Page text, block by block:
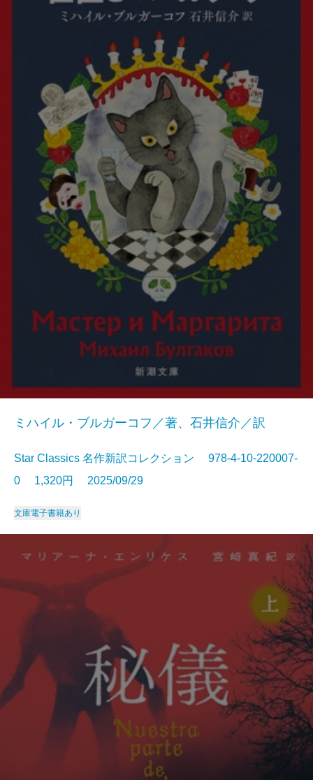
ミハイル・ブルガーコフ／著、石井信介／訳
Star Classics 名作新訳コレクション 978-4-10-220007-
0 1,320円 2025/09/29
文庫電子書籍あり